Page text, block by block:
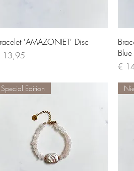
Quick View
'AMAZONIET' Disc
13,95
Price
€
Special Edition